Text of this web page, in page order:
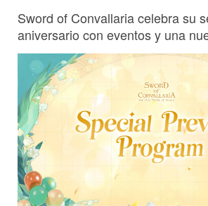
Sword of Convallaria celebra su
aniversario con eventos y una